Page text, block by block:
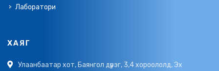
Лаборатори
ХАЯГ
Улаанбаатар хот, Баянгол дүүрэг, 3,4 хороололд, Эх